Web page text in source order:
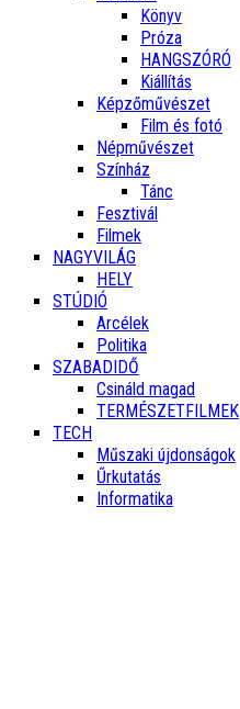
Könyv
Próza
HANGSZÓRÓ
Kiállítás
Képzőművészet
Film és fotó
Népművészet
Színház
Tánc
Fesztivál
Filmek
NAGYVILÁG
HELY
STÚDIÓ
Arcélek
Politika
SZABADIDŐ
Csináld magad
TERMÉSZETFILMEK
TECH
Műszaki újdonságok
Űrkutatás
Informatika